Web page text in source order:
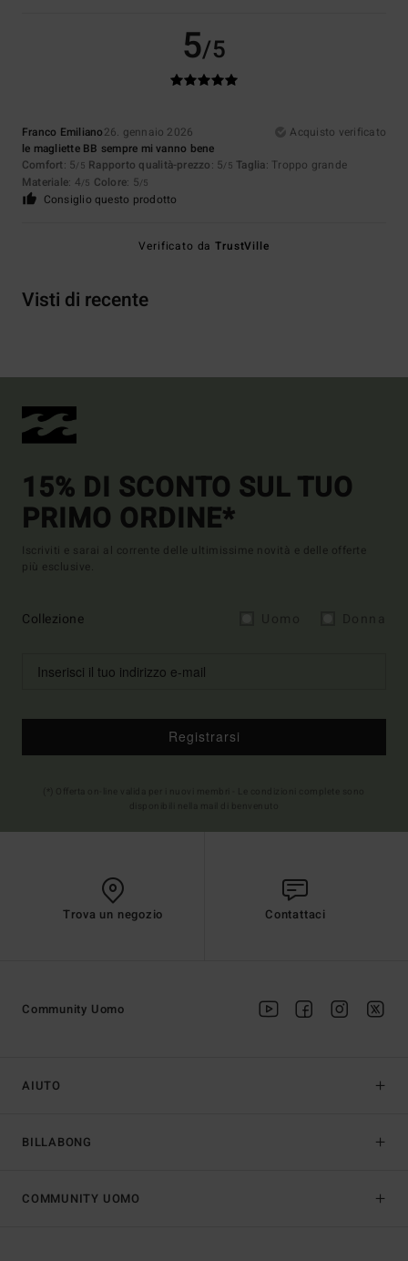
5/5
Franco Emiliano26. gennaio 2026
Acquisto verificato
le magliette BB sempre mi vanno bene
Comfort: 5/5 Rapporto qualità-prezzo: 5/5 Taglia: Troppo grande
Materiale: 4/5 Colore: 5/5
Consiglio questo prodotto
Verificato daTrustVille
Visti di recente
15% DI SCONTO SUL TUO
PRIMO ORDINE*
Iscriviti e sarai al corrente delle ultimissime novità e delle offerte
più esclusive.
Collezione
Registrarsi
Trova un negozio Contattaci
AIUTO
BILLABONG
Community Uomo
COMMUNITY UOMO